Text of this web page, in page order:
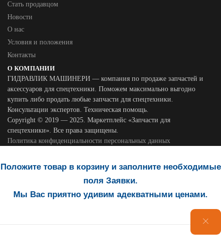
Стать продавцом
Новости
О нас
Условия и положения
Контакты
О КОМПАНИИ
ГИДРАВЛИК МАШИНЕРИ — компания по продаже запчастей и
аксессуаров для спецтехники. Поможем максимально выгодно
купить либо продать любые запчасти для спецтехники.
Консультации экспертов. Техническая помощь.
Copyright © 2019 — 2025. Маркетплейс «Запчасти для
спецтехники». Все права защищены.
Политика конфиденциальности персональных данных
Положите товар в корзину и заполните необходимые
поля Заявки.
Мы Вас приятно удивим адекватными ценами.